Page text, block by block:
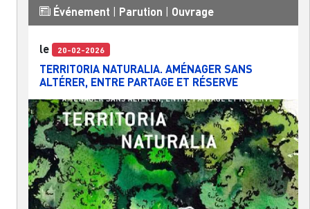
Événement | Parution | Ouvrage
le 20-02-2026
TERRITORIA NATURALIA. AMÉNAGER SANS
ALTÉRER, ENTRE PARTAGE ET RÉSERVE